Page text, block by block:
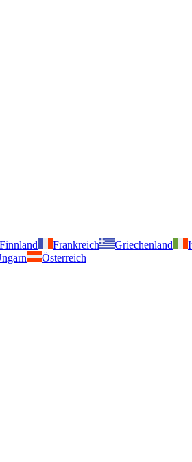
Finnland Frankreich Griechenland
Österreich